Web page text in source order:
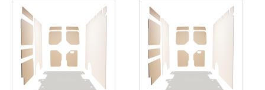
product
meerdere
variaties.
Deze
product
meerdere
variaties.
Deze